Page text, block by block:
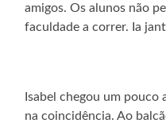
amigos. Os alunos não
faculdade a correr. Ia
Isabel chegou um pouco
na coincidência. Ao